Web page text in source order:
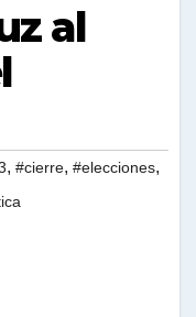
al
, #cierre, #elecciones,